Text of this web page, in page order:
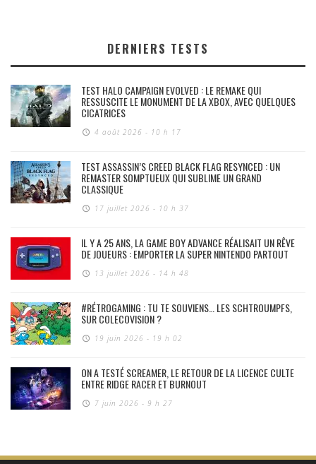
DERNIERS TESTS
TEST HALO CAMPAIGN EVOLVED : LE REMAKE QUI
RESSUSCITE LE MONUMENT DE LA XBOX, AVEC QUELQUES
CICATRICES
4 août 2026 - 10 h 17
TEST ASSASSIN’S CREED BLACK FLAG RESYNCED : UN
REMASTER SOMPTUEUX QUI SUBLIME UN GRAND
CLASSIQUE
17 juillet 2026 - 10 h 37
IL Y A 25 ANS, LA GAME BOY ADVANCE RÉALISAIT UN RÊVE
DE JOUEURS : EMPORTER LA SUPER NINTENDO PARTOUT
13 juillet 2026 - 14 h 48
#RÉTROGAMING : TU TE SOUVIENS… LES SCHTROUMPFS,
SUR COLECOVISION ?
19 juin 2026 - 19 h 02
ON A TESTÉ SCREAMER, LE RETOUR DE LA LICENCE CULTE
ENTRE RIDGE RACER ET BURNOUT
7 juin 2026 - 9 h 27